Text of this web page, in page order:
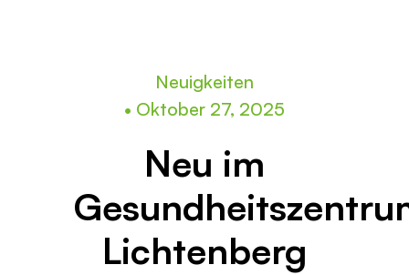
Neuigkeiten
• Oktober 27, 2025
Neu im
Lichtenberg